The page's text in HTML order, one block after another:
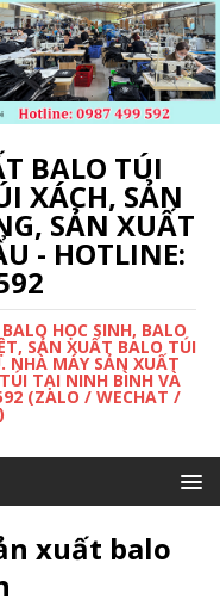
BALO TÚI
XÁCH, SẢN
SẢN XUẤT
- HOTLINE:
HỌC SINH, BALO
SẢN XUẤT BALO TÚI
NHÀ MÁY SẢN XUẤT
TẠI NINH BÌNH VÀ
(ZALO / WECHAT /
xuất balo